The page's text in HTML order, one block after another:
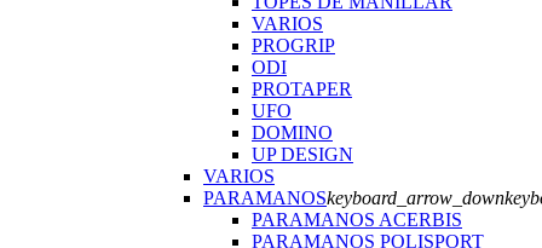
VARIOS
PROGRIP
ODI
PROTAPER
UFO
DOMINO
UP DESIGN
VARIOS
PARAMANOSkeyboard_arrow_down
PARAMANOS ACERBIS
PARAMANOS POLISPORT